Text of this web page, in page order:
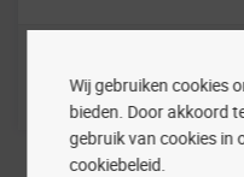
Wij gebruiken cookies
bieden. Door akkoord
gebruik van cookies in
cookiebeleid.